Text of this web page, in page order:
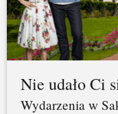
Nie udało Ci
Wydarzenia w